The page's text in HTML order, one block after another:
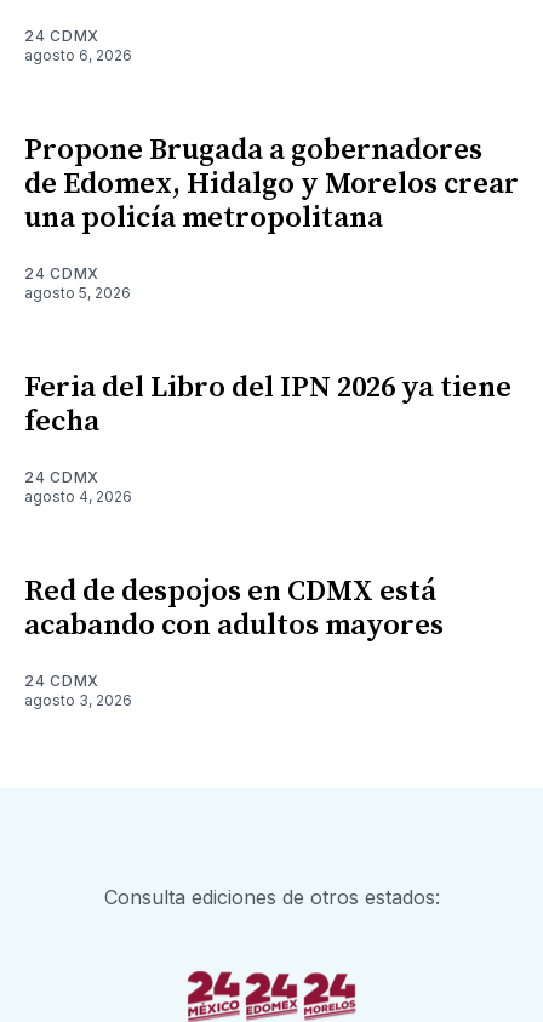
24 CDMX
agosto 6, 2026
Propone Brugada a gobernadores
de Edomex, Hidalgo y Morelos crear
una policía metropolitana
24 CDMX
agosto 5, 2026
Feria del Libro del IPN 2026 ya tiene
fecha
24 CDMX
agosto 4, 2026
Red de despojos en CDMX está
acabando con adultos mayores
24 CDMX
agosto 3, 2026
Consulta ediciones de otros estados: